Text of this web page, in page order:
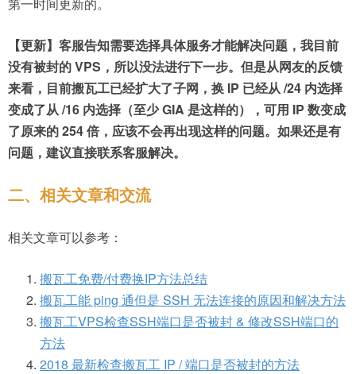
【更新】客服告知需要选择具体服务才能解决问题，我目前
没有被封的 VPS，所以没法进行下一步。但是从网友的反馈
来看，目前搬瓦工已经扩大了子网，换 IP 已经从 /24 内选择
变成了从 /16 内选择（至少 GIA 是这样的），可用 IP 数变成
了原来的 254 倍，应该不会再出现这样的问题。如果还是有
问题，建议直接联系客服解决。
二、相关文章和交流
相关文章可以参考：
搬瓦工免费/付费换IP方法总结
搬瓦工能 ping 通但是 SSH 无法连接的原因和解决方法
搬瓦工VPS检查SSH端口是否被封 & 修改SSH端口的
方法
2018 最新检查搬瓦工 IP / 端口是否被封的方法